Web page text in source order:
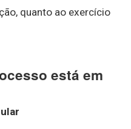
quanto ao exercício
está em